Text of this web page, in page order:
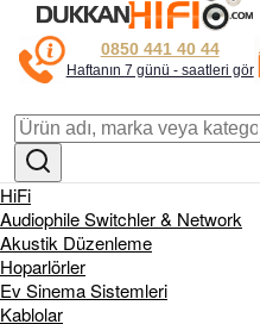
0850 441 40 44
Haftanın 7 günü - saatleri gör
HiFi
Audiophile Switchler & Network
Akustik Düzenleme
Hoparlörler
Ev Sinema Sistemleri
Kablolar